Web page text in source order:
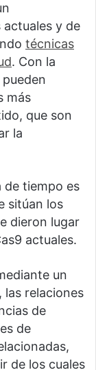
y de
técnicas
. Con la
más
que son
la
de tiempo es
sitúan los
dieron lugar
actuales.
un
las relaciones
de
de
de los cuales